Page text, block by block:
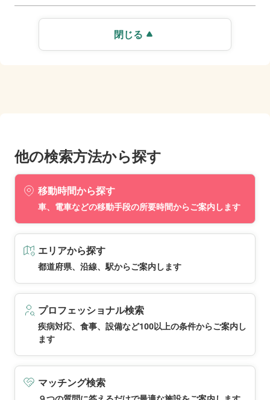
閉じる
他の検索方法から探す
移動時間から探す
車、電車などの移動手段の所要時間からご案内します
エリアから探す
都道府県、沿線、駅からご案内します
プロフェッショナル検索
疾病対応、食事、設備など100以上の条件からご案内し
ます
マッチング検索